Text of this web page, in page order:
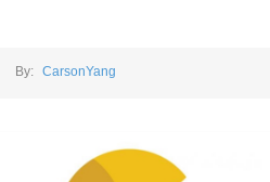
By: CarsonYang